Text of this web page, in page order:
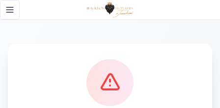
Toggle navigation menu
Página no encontrada - Black Lion Properties